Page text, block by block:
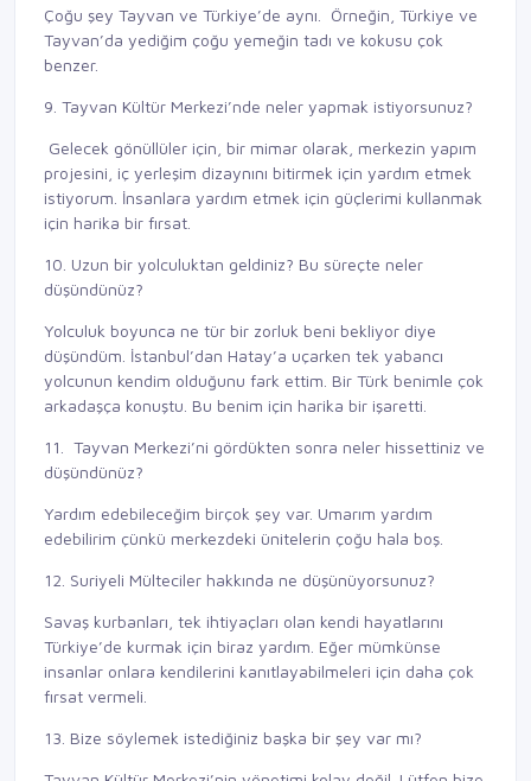
Çoğu şey Tayvan ve Türkiye’de aynı. Örneğin, Türkiye ve
Tayvan’da yediğim çoğu yemeğin tadı ve kokusu çok
benzer.
9. Tayvan Kültür Merkezi’nde neler yapmak istiyorsunuz?
Gelecek gönüllüler için, bir mimar olarak, merkezin yapım
projesini, iç yerleşim dizaynını bitirmek için yardım etmek
istiyorum. İnsanlara yardım etmek için güçlerimi kullanmak
için harika bir fırsat.
10. Uzun bir yolculuktan geldiniz? Bu süreçte neler
düşündünüz?
Yolculuk boyunca ne tür bir zorluk beni bekliyor diye
düşündüm. İstanbul’dan Hatay’a uçarken tek yabancı
yolcunun kendim olduğunu fark ettim. Bir Türk benimle çok
arkadaşça konuştu. Bu benim için harika bir işaretti.
11. Tayvan Merkezi’ni gördükten sonra neler hissettiniz ve
düşündünüz?
Yardım edebileceğim birçok şey var. Umarım yardım
edebilirim çünkü merkezdeki ünitelerin çoğu hala boş.
12. Suriyeli Mülteciler hakkında ne düşünüyorsunuz?
Savaş kurbanları, tek ihtiyaçları olan kendi hayatlarını
Türkiye’de kurmak için biraz yardım. Eğer mümkünse
insanlar onlara kendilerini kanıtlayabilmeleri için daha çok
fırsat vermeli.
13. Bize söylemek istediğiniz başka bir şey var mı?